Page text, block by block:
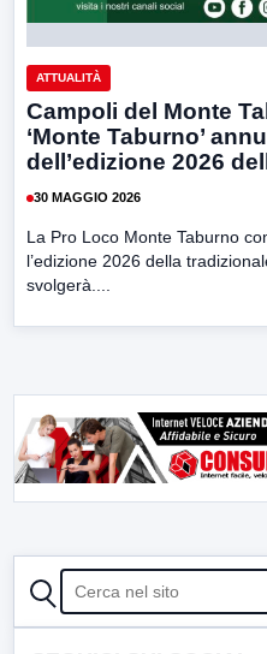
ATTUALITÀ
Campoli del Monte
‘Monte Taburno’
dell’edizione 2026
30 MAGGIO 2026
La Pro Loco Monte Taburno
l’edizione 2026 della
svolgerà....
CERCA